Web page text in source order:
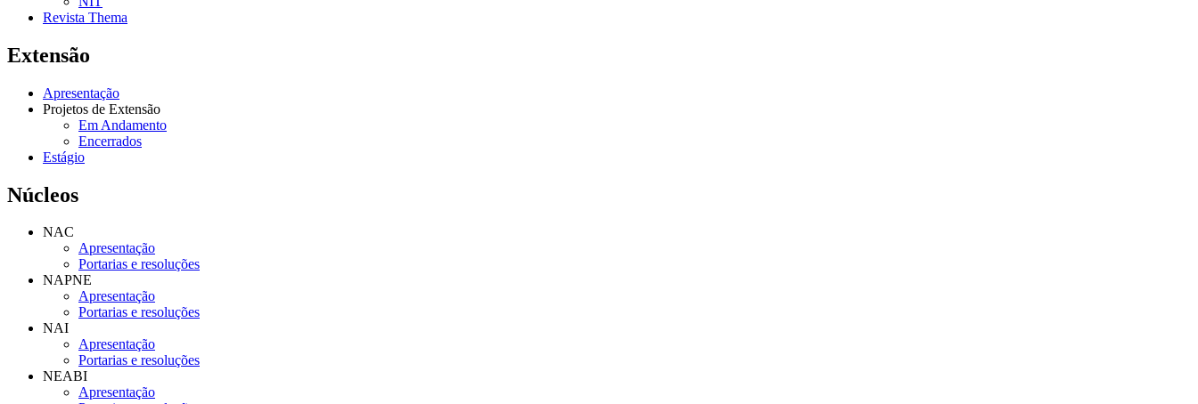
Revista Thema
Extensão
Apresentação
Projetos de Extensão
Em Andamento
Encerrados
Estágio
Núcleos
NAC
Apresentação
Portarias e resoluções
NAPNE
Apresentação
Portarias e resoluções
NAI
Apresentação
Portarias e resoluções
NEABI
Apresentação